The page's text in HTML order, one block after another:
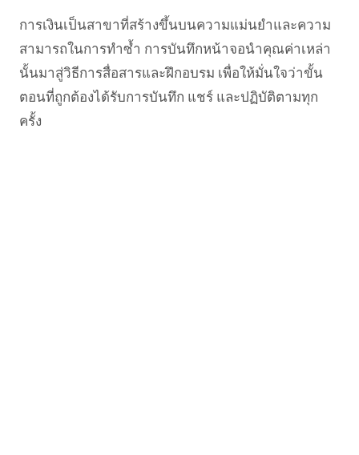
การเงินเป็นสาขาที่สร้างขึ้นบนความแม่นยำและความ
สามารถในการทำซ้ำ การบันทึกหน้าจอนำคุณค่าเหล่า
นั้นมาสู่วิธีการสื่อสารและฝึกอบรม เพื่อให้มั่นใจว่าขั้น
ตอนที่ถูกต้องได้รับการบันทึก แชร์ และปฏิบัติตามทุก
ครั้ง